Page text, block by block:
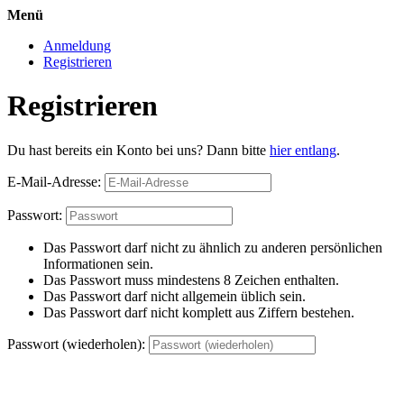
Menü
Anmeldung
Registrieren
Registrieren
Du hast bereits ein Konto bei uns? Dann bitte hier entlang.
E-Mail-Adresse:
Passwort:
Das Passwort darf nicht zu ähnlich zu anderen persönlichen
Informationen sein.
Das Passwort muss mindestens 8 Zeichen enthalten.
Das Passwort darf nicht allgemein üblich sein.
Das Passwort darf nicht komplett aus Ziffern bestehen.
Passwort (wiederholen):